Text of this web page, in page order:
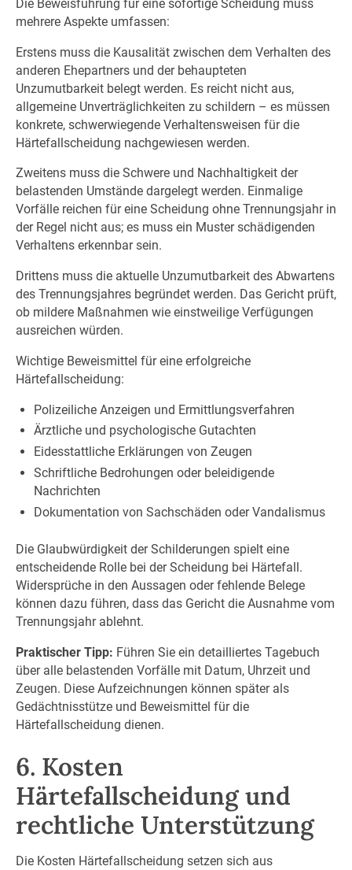
Die Beweisführung für eine sofortige Scheidung muss
mehrere Aspekte umfassen:
Erstens muss die Kausalität zwischen dem Verhalten des
anderen Ehepartners und der behaupteten
Unzumutbarkeit belegt werden. Es reicht nicht aus,
allgemeine Unverträglichkeiten zu schildern – es müssen
konkrete, schwerwiegende Verhaltensweisen für die
Härtefallscheidung nachgewiesen werden.
Zweitens muss die Schwere und Nachhaltigkeit der
belastenden Umstände dargelegt werden. Einmalige
Vorfälle reichen für eine Scheidung ohne Trennungsjahr in
der Regel nicht aus; es muss ein Muster schädigenden
Verhaltens erkennbar sein.
Drittens muss die aktuelle Unzumutbarkeit des Abwartens
des Trennungsjahres begründet werden. Das Gericht prüft,
ob mildere Maßnahmen wie einstweilige Verfügungen
ausreichen würden.
Wichtige Beweismittel für eine erfolgreiche
Härtefallscheidung:
Polizeiliche Anzeigen und Ermittlungsverfahren
Ärztliche und psychologische Gutachten
Eidesstattliche Erklärungen von Zeugen
Schriftliche Bedrohungen oder beleidigende
Nachrichten
Dokumentation von Sachschäden oder Vandalismus
Die Glaubwürdigkeit der Schilderungen spielt eine
entscheidende Rolle bei der Scheidung bei Härtefall.
Widersprüche in den Aussagen oder fehlende Belege
können dazu führen, dass das Gericht die Ausnahme vom
Trennungsjahr ablehnt.
Praktischer Tipp: Führen Sie ein detailliertes Tagebuch
über alle belastenden Vorfälle mit Datum, Uhrzeit und
Zeugen. Diese Aufzeichnungen können später als
Gedächtnisstütze und Beweismittel für die
Härtefallscheidung dienen.
6. Kosten
Härtefallscheidung und
rechtliche Unterstützung
Die Kosten Härtefallscheidung setzen sich aus